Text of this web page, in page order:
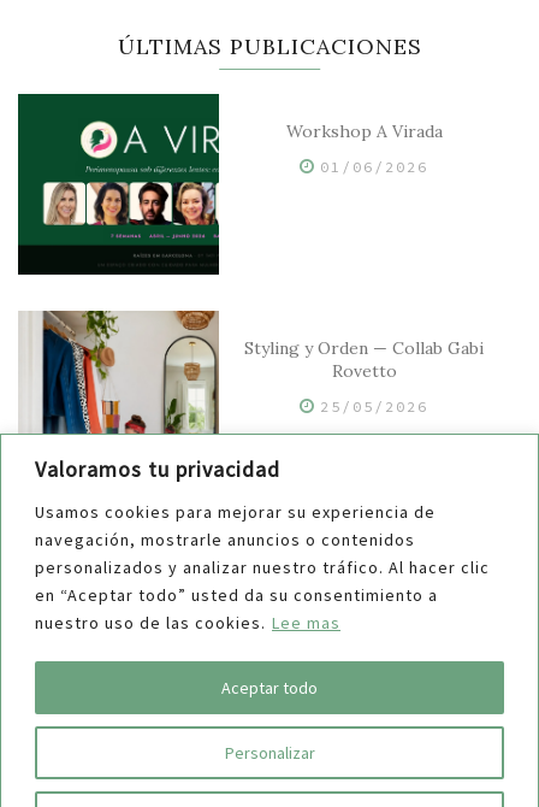
Valoramos tu privacidad
Usamos cookies para mejorar su experiencia de
navegación, mostrarle anuncios o contenidos
personalizados y analizar nuestro tráfico. Al hacer clic
en “Aceptar todo” usted da su consentimiento a
nuestro uso de las cookies. Lee mas
Personalizar
Aceptar todo
ÚLTIMAS PUBLICACIONES
Workshop A Virada
01/06/2026
Styling y Orden — Collab Gabi
Rovetto
25/05/2026
¿Guardar o no manuales y
repuestos?
04/03/2026
COPYRIGHT © 2019 Maucha| Aviso Legal| Política de Privacidad|